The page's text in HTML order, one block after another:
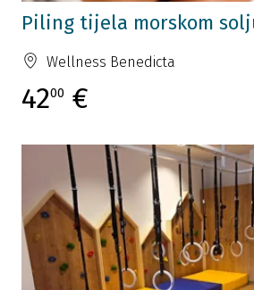
Piling tijela morskom
Wellness Benedicta
4200 €